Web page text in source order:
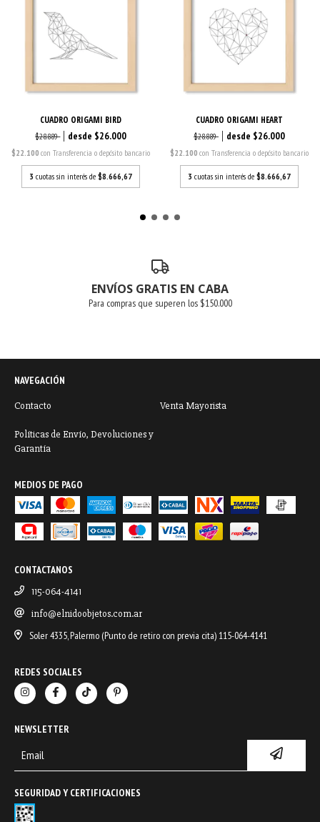
CUADRO ORIGAMI BIRD
$28.889 $26.000
$22.100con Transferencia o depósito bancario
3 cuotas sin interés de$8.666,67
CUADRO ORIGAMI HEART
$28.889 $26.000
$22.100 con Transferencia o depósito bancario
3 cuotas sin interés de $8.666,67
ENVÍOS GRATIS EN CABA
Para compras que superen los $150.000
NAVEGACIÓN
Contacto Venta Mayorista
Políticas de Envío, Devoluciones y
Garantía
MEDIOS DE PAGO
CONTACTANOS
115-064-4141
info@elnidoobjetos.com.ar
Soler 4335, Palermo (Punto de retiro con previa cita) 115-064-4141
REDES SOCIALES
NEWSLETTER
SEGURIDAD Y CERTIFICACIONES